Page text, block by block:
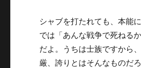
シャブを打たれても、本能
では「あんな戦争で死ねる
だよ。うちは士族ですから
厳、誇りとはそんなものだろ